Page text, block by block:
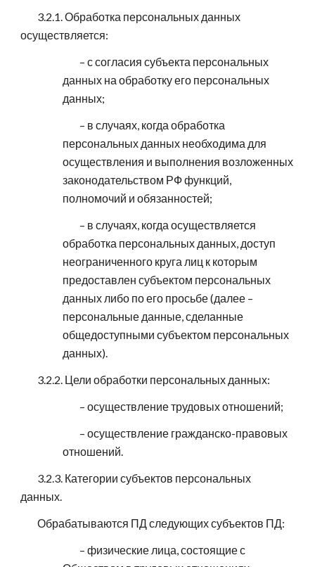
3.2.1. Обработка персональных данных
осуществляется:
– с согласия субъекта персональных
данных на обработку его персональных
данных;
– в случаях, когда обработка
персональных данных необходима для
осуществления и выполнения возложенных
законодательством РФ функций,
полномочий и обязанностей;
– в случаях, когда осуществляется
обработка персональных данных, доступ
неограниченного круга лиц к которым
предоставлен субъектом персональных
данных либо по его просьбе (далее –
персональные данные, сделанные
общедоступными субъектом персональных
данных).
3.2.2. Цели обработки персональных данных:
– осуществление трудовых отношений;
– осуществление гражданско-правовых
отношений.
3.2.3. Категории субъектов персональных
данных.
Обрабатываются ПД следующих субъектов ПД:
– физические лица, состоящие с